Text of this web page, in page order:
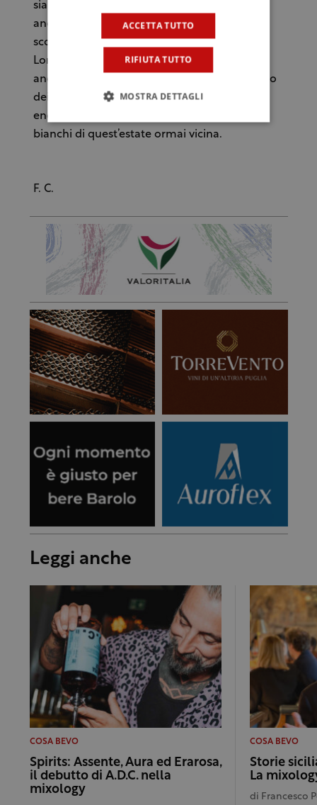
siamo convinti che tra qualche mese sarà
ancora più buono, ci sentiamo di
scommettere. L’enologo di Fondo antico è
Lorenza Scianna, ma la cantina può vantare
anche il contributo di Vincenzo Bàmbina, uno
dei più noti wine maker siciliano. Costa in
enoteca circa 7 euro. Un affare. Sarà uno dei
bianchi di quest’estate ormai vicina.
F. C.
Leggi anche
COSA BEVO
Spirits: Assente, Aura ed Erarosa,
il debutto di A.D.C. nella
mixology
COSA BEVO
Storie
La
di Francesco
ACCETTA TUTTO
RIFIUTA TUTTO
MOSTRA DETTAGLI